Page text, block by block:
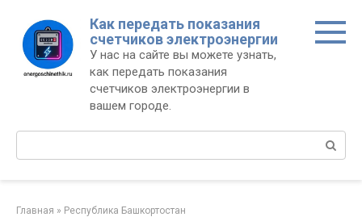
контенту
Как передать показания
счетчиков электроэнергии
У нас на сайте вы можете узнать,
как передать показания
счетчиков электроэнергии в
вашем городе.
Поиск:
Главная » Республика Башкортостан